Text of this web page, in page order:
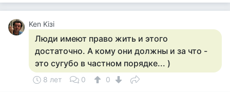
Ken Kiзi
Люди имеют право жить и этого
достаточно. А кому они должны и за что -
это сугубо в частном порядке... )
8 лет 0 0